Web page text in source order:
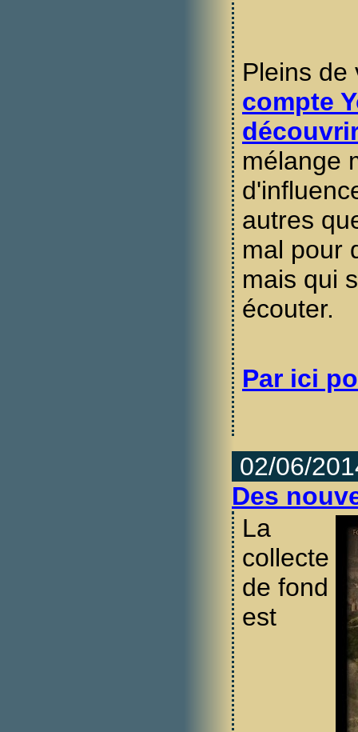
Pleins
compte
mélange
autres
mal pour
mais qui
écouter.
Par ici
02/06/
Des
La
collecte
de fond
est